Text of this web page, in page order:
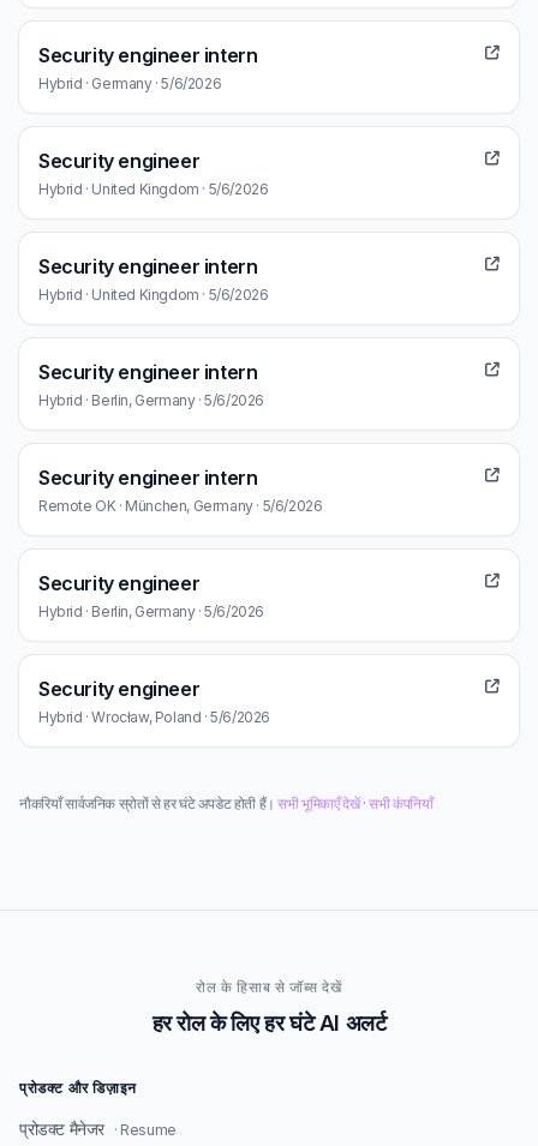
Security engineer intern
Hybrid · Germany · 5/6/2026
Security engineer
Hybrid · United Kingdom · 5/6/2026
Security engineer intern
Hybrid · United Kingdom · 5/6/2026
Security engineer intern
Hybrid · Berlin, Germany · 5/6/2026
Security engineer intern
Remote OK · München, Germany · 5/6/2026
Security engineer
Hybrid · Berlin, Germany · 5/6/2026
Security engineer
Hybrid · Wrocław, Poland · 5/6/2026
नौकरियाँ सार्वजनिक स्रोतों से हर घंटे अपडेट होती हैं।सभी भूमिकाएँ देखें·सभी कंपनियाँ
रोल के हिसाब से जॉब्स देखें
हर रोल के लिए हर घंटे AI अलर्ट
प्रोडक्ट और डिज़ाइन
प्रोडक्ट मैनेजर · Resume